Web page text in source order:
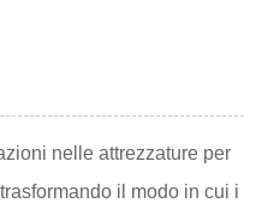
nelle attrezzature per
il modo in cui i